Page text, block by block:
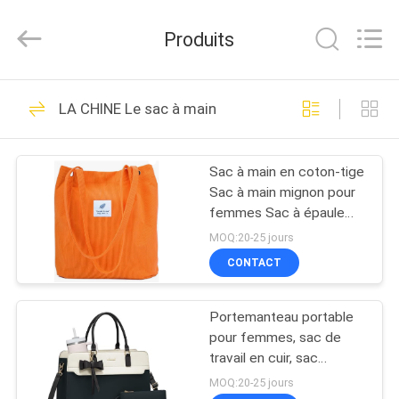
MAISON
PRODUITS
SUJET
NOUS
VISITE
D'USINE
Rights
by
EVA Hard Cases
69
EVA Storage Case
49
Produits
LA CHINE Le sac à main
Sac à main en coton-tige
Sac à main mignon pour
femmes Sac à épaule
avec poche intérieure
pour le travail Plage
Voyage et achats
MOQ:20-25 jours
CONTACT
Portemanteau portable
pour femmes, sac de
travail en cuir, sac
d'enseignant d'affaires
MOQ:20-25 jours